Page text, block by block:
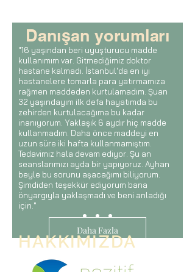
Danışan yorumları
"16 yaşından beri uyuşturucu madde
kullanımım var. Gitmediğimiz doktor
hastane kalmadı. İstanbul'da en iyi
hastanelere tomarla para yatırmamıza
rağmen maddeden kurtulamadım. Şuan
32 yaşındayım ilk defa hayatımda bu
zehirden kurtulacağıma bu kadar
inanıyorum. Yaklaşık 6 aydır hiç madde
kullanmadım. Daha önce maddeyi en
uzun süre iki hafta kullanmamıştım.
Tedavimiz hala devam ediyor. Şu an
seanslarımızı ayda bir yapıyoruz. Ayhan
beyle bu sorunu aşacağımı biliyorum.
Şimdiden teşekkür ediyorum bana
önyargıyla yaklaşmadı ve beni anladığı
için."
Daha Fazla
HAKKIMIZDA